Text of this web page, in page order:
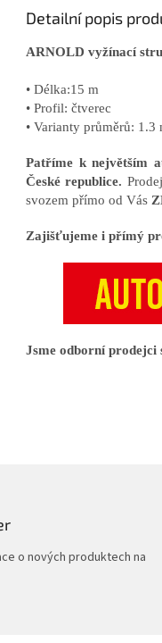
Detailní popis
ARNOLD vyžínací
• Délka:15 m
• Profil: čtverec
• Varianty průměrů:
Patříme k největším
České republice.
svozem přímo od Vás
Zajišťujeme i přímý
Jsme odborní prodejci
o nových produktech na